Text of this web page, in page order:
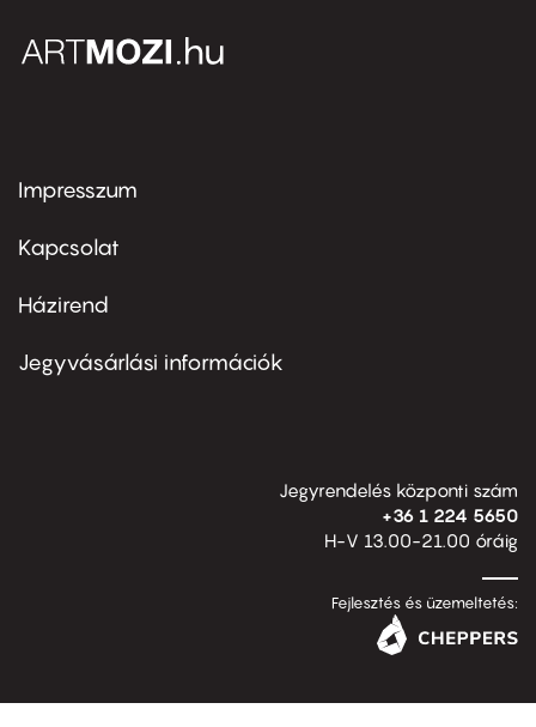
Footer
first
Impresszum
Kapcsolat
Footer
second
Házirend
Jegyvásárlási információk
Jegyrendelés központi szám
+36 1 224 5650
H-V 13.00-21.00 óráig
Fejlesztés és üzemeltetés: